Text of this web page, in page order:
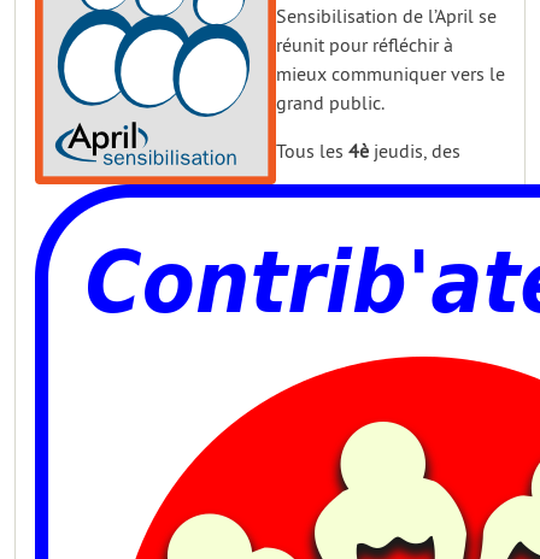
Sensibilisation de l’April se
réunit pour réfléchir à
mieux communiquer vers le
grand public.
Tous les 4è jeudis, des